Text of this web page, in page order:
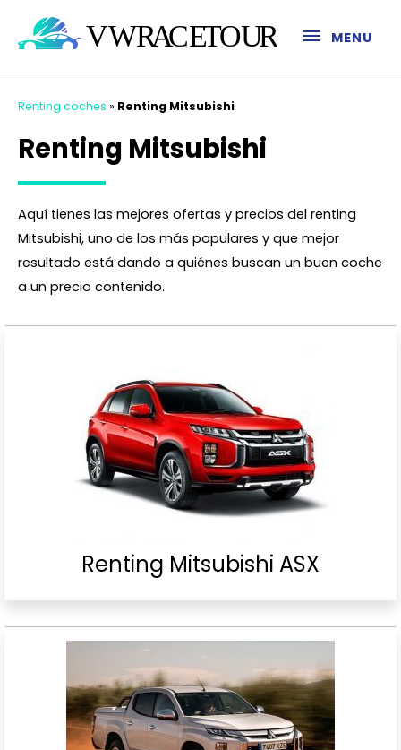
MENU
Renting coches » Renting Mitsubishi
Renting Mitsubishi
Aquí tienes las mejores ofertas y precios del renting
Mitsubishi, uno de los más populares y que mejor
resultado está dando a quiénes buscan un buen coche
a un precio contenido.
Renting Mitsubishi ASX